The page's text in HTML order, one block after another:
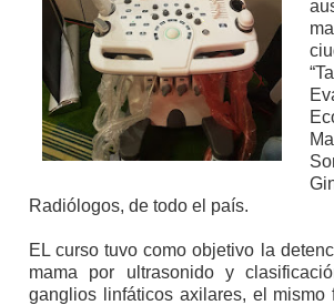
Radiólogos, de todo el país.
EL curso tuvo como objetivo la
mama por ultrasonido y
ganglios linfáticos axilares, el mismo